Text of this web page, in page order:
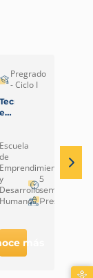
Pregrado
- Ciclo I
Tecnología
en
Escuela
de
Emprendimiento
y
Desarrollo
Humano
5
semestres
Presencial
más
–
y